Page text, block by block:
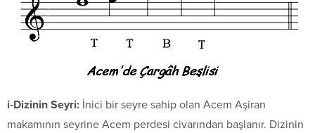
i-Dizinin Seyri: İnici bir seyre sahip olan Acem Aşiran
makamının seyrine Acem perdesi civarından başlanır. Dizinin